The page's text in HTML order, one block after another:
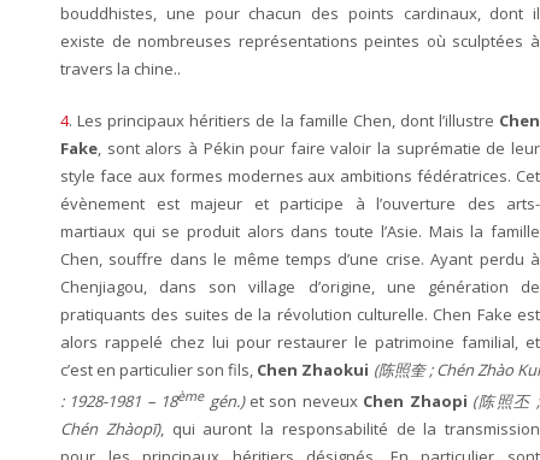
bouddhistes, une pour chacun des points cardinaux, dont il
existe de nombreuses représentations peintes où sculptées à
travers la chine..
4. Les principaux héritiers de la famille Chen, dont l’illustre Chen
Fake, sont alors à Pékin pour faire valoir la suprématie de leur
style face aux formes modernes aux ambitions fédératrices. Cet
évènement est majeur et participe à l’ouverture des arts-
martiaux qui se produit alors dans toute l’Asie. Mais la famille
Chen, souffre dans le même temps d’une crise. Ayant perdu à
Chenjiagou, dans son village d’origine, une génération de
pratiquants des suites de la révolution culturelle. Chen Fake est
alors rappelé chez lui pour restaurer le patrimoine familial, et
c’est en particulier son fils, Chen Zhaokui (陈照奎 ; Chén Zhào Kuí
: 1928-1981 – 18èmegén.)et son neveux Chen Zhaopi (陈照丕 ;
Chén Zhàopī), qui auront la responsabilité de la transmission